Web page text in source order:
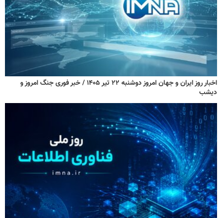
اخبار روز ایران و جهان امروز دوشنبه ۲۲ تیر ۱۴۰۵ / خبر فوری جنگ امروز و
دیشب